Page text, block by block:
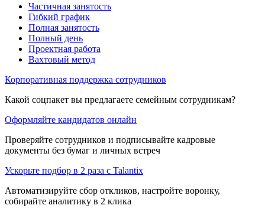
Частичная занятость
Гибкий график
Полная занятость
Полный день
Проектная работа
Вахтовый метод
Корпоративная поддержка сотрудников
Какой соцпакет вы предлагаете семейным сотрудникам?
Оформляйте кандидатов онлайн
Проверяйте сотрудников и подписывайте кадровые
документы без бумаг и личных встреч
Ускорьте подбор в 2 раза с Talantix
Автоматизируйте сбор откликов, настройте воронку,
собирайте аналитику в 2 клика